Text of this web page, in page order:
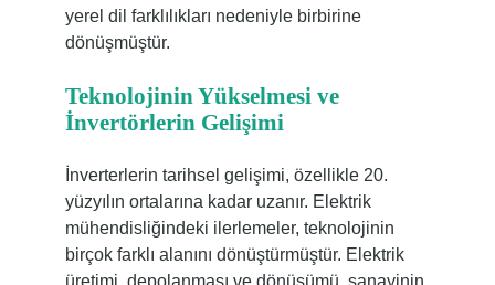
yerel dil farklılıkları nedeniyle birbirine
dönüşmüştür.
Teknolojinin Yükselmesi ve
İnvertörlerin Gelişimi
İnverterlerin tarihsel gelişimi, özellikle 20.
yüzyılın ortalarına kadar uzanır. Elektrik
mühendisliğindeki ilerlemeler, teknolojinin
birçok farklı alanını dönüştürmüştür. Elektrik
üretimi, depolanması ve dönüşümü, sanayinin